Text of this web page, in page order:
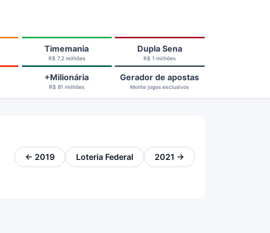
Timemania
R$ 7,2 milhões
Dupla Sena
R$ 1 milhões
+Milionária
R$ 81 milhões
Gerador de apostas
Monte jogos exclusivos
← 2019 Loteria Federal 2021 →